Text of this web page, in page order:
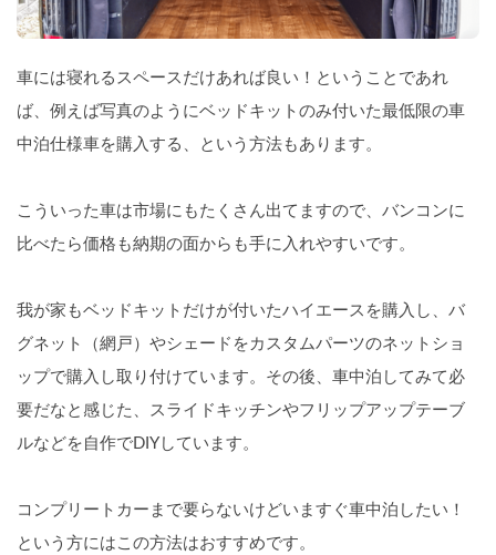
車には寝れるスペースだけあれば良い！ということであれ
ば、例えば写真のようにベッドキットのみ付いた最低限の車
中泊仕様車を購入する、という方法もあります。
こういった車は市場にもたくさん出てますので、バンコンに
比べたら価格も納期の面からも手に入れやすいです。
我が家もベッドキットだけが付いたハイエースを購入し、バ
グネット（網戸）やシェードをカスタムパーツのネットショ
ップで購入し取り付けています。その後、車中泊してみて必
要だなと感じた、スライドキッチンやフリップアップテーブ
ルなどを自作でDIYしています。
コンプリートカーまで要らないけどいますぐ車中泊したい！
という方にはこの方法はおすすめです。